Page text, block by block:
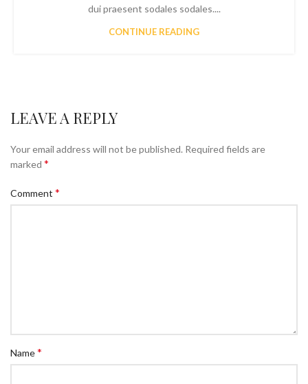
dui praesent sodales sodales....
CONTINUE READING
LEAVE A REPLY
Your email address will not be published. Required fields are
marked *
Comment *
Name*